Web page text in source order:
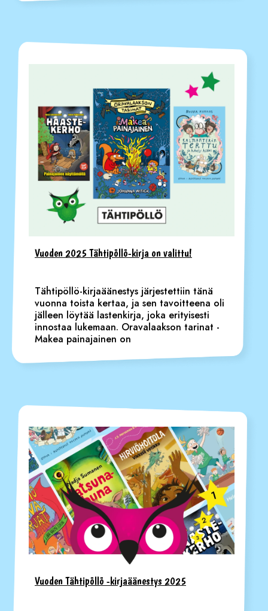
Vuoden 2025 Tähtipöllö-kirja on valittu!
Tähtipöllö-kirjaäänestys järjestettiin tänä
vuonna toista kertaa, ja sen tavoitteena oli
jälleen löytää lastenkirja, joka erityisesti
innostaa lukemaan. Oravalaakson tarinat -
Makea painajainen on
Vuoden Tähtipöllö -kirjaäänestys 2025